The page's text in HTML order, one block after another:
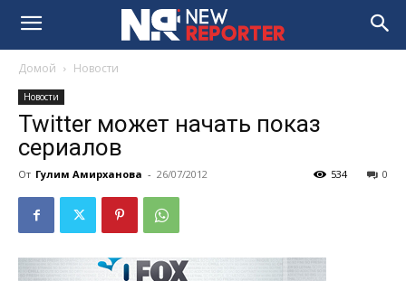
Домой Новости
Новости
Twitter может начать показ
сериалов
От Гулим Амирханова - 26/07/2012 0
534